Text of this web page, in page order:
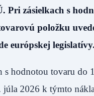
zásielkach s
položku
európskej legislatívy.
s hodnotou tovaru do
2026 k týmto